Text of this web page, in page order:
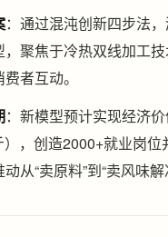
：通过混沌创新四步法
，聚焦于冷热双线加工
者互动。
：新模型预计实现经济
，创造2000+就业岗
从“卖原料”到“卖风味